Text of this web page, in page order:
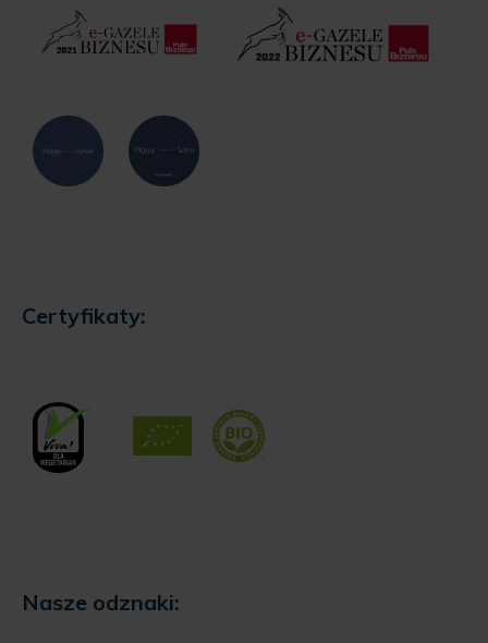
Certyfikaty:
Nasze odznaki: